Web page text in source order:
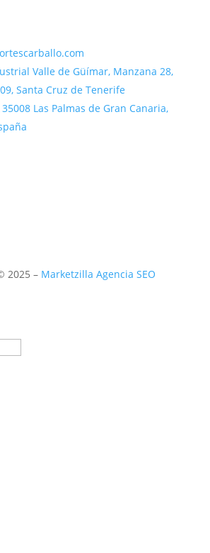
Valle de Güímar, Manzana 28,
Santa Cruz de Tenerife
35008 Las Palmas de Gran Canaria,
2025 – Marketzilla Agencia SEO